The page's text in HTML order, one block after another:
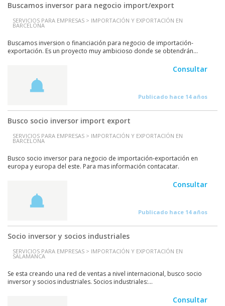
Buscamos inversor para negocio import/export
SERVICIOS PARA EMPRESAS > IMPORTACIÓN Y EXPORTACIÓN EN
BARCELONA
Buscamos inversion o financiación para negocio de importación-
exportación. Es un proyecto muy ambicioso donde se obtendrán...
Consultar
Publicado hace 14 años
Busco socio inversor import export
SERVICIOS PARA EMPRESAS > IMPORTACIÓN Y EXPORTACIÓN EN
BARCELONA
Busco socio inversor para negocio de importación-exportación en
europa y europa del este. Para mas información contacatar.
Consultar
Publicado hace 14 años
Socio inversor y socios industriales
SERVICIOS PARA EMPRESAS > IMPORTACIÓN Y EXPORTACIÓN EN
SALAMANCA
Se esta creando una red de ventas a nivel internacional, busco socio
inversor y socios industriales. Socios industriales:...
Consultar